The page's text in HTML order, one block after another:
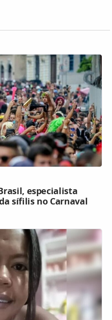
especialista
sífilis no Carnaval